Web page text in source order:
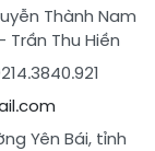
Thành Nam
- Trần Thu Hiền
Yên Bái, tỉnh